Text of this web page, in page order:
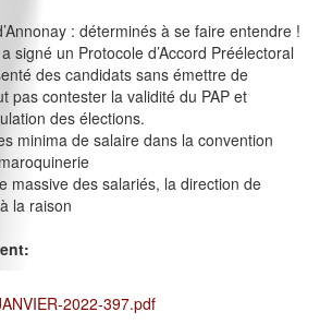
: déterminés à se faire entendre !
signé un Protocole d’Accord Préélectoral
des candidats sans émettre de
pas contester la validité du PAP et
des élections.
minima de salaire dans la convention
massive des salariés, la direction de
la raison
2022-397.pdf